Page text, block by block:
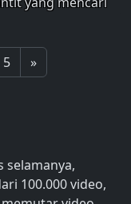
setelah
5 »
selamanya,
100.000 video,